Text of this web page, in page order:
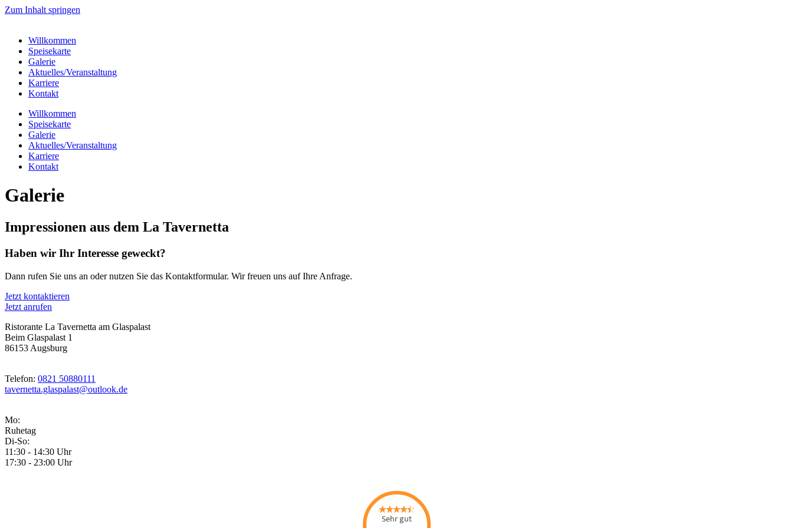
Zum Inhalt springen
Willkommen
Speisekarte
Galerie
Aktuelles/Veranstaltung
Karriere
Kontakt
Willkommen
Speisekarte
Galerie
Aktuelles/Veranstaltung
Karriere
Kontakt
Galerie
Impressionen aus dem La Tavernetta
Haben wir Ihr Interesse geweckt?
Dann rufen Sie uns an oder nutzen Sie das Kontaktformular. Wir freuen uns auf Ihre Anfrage.
Jetzt kontaktieren
Jetzt anrufen
Ristorante La Tavernetta am Glaspalast
Beim Glaspalast 1
86153 Augsburg
Telefon: 0821 50880111
tavernetta.glaspalast@outlook.de
Mo:
Ruhetag
Di-So:
11:30 - 14:30 Uhr
17:30 - 23:00 Uhr
Sehr gut